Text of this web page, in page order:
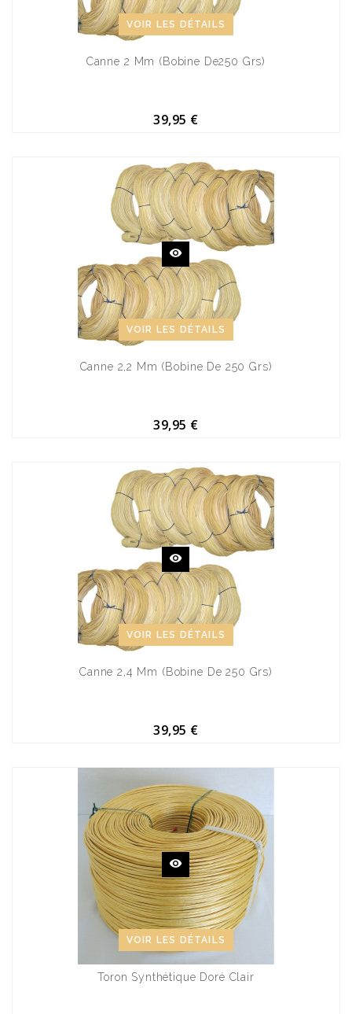
VOIR LES DÉTAILS
Canne 2 Mm (bobine De250 Grs)
39,95 €
VOIR LES DÉTAILS
Canne 2,2 Mm (bobine De 250 Grs)
39,95 €
VOIR LES DÉTAILS
Canne 2,4 Mm (bobine De 250 Grs)
39,95 €
VOIR LES DÉTAILS
Toron Synthétique Doré Clair